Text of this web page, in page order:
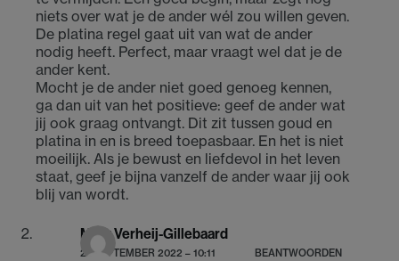
niets over wat je de ander wél zou willen geven.
De platina regel gaat uit van wat de ander
nodig heeft. Perfect, maar vraagt wel dat je de
ander kent.
Mocht je de ander niet goed genoeg kennen,
ga dan uit van het positieve: geef de ander wat
jij ook graag ontvangt. Dit zit tussen goud en
platina in en is breed toepasbaar. En het is niet
moeilijk. Als je bewust en liefdevol in het leven
staat, geef je bijna vanzelf de ander waar jij ook
blij van wordt.
Mary Verheij-Gillebaard
21 SEPTEMBER 2022 – 10:11 BEANTWOORDEN